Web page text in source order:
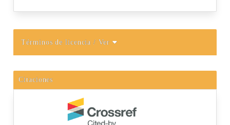
Términos de licencia/ Ver
Citaciones